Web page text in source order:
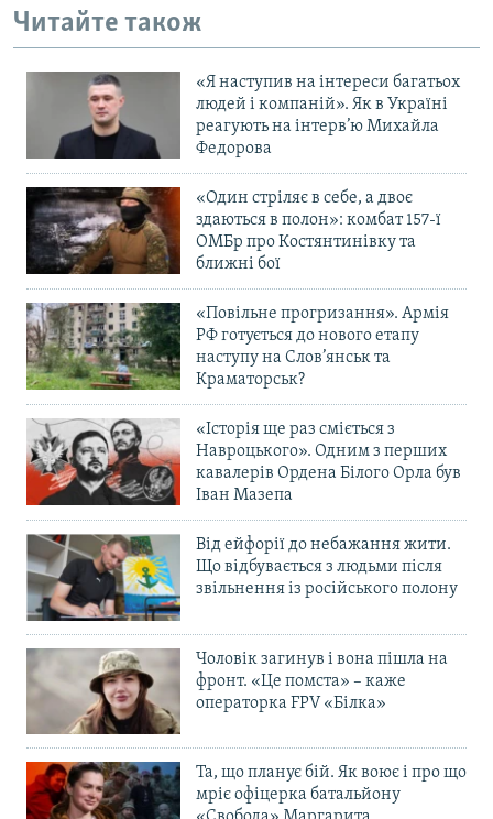
Читайте також
«Я наступив на інтереси багатьох
людей і компаній». Як в Україні
реагують на інтерв’ю Михайла
Федорова
«Один стріляє в себе, а двоє
здаються в полон»: комбат 157-ї
ОМБр про Костянтинівку та
ближні бої
«Повільне прогризання». Армія
РФ готується до нового етапу
наступу на Слов’янськ та
Краматорськ?
«Історія ще раз сміється з
Навроцького». Одним з перших
кавалерів Ордена Білого Орла був
Іван Мазепа
Від ейфорії до небажання жити.
Що відбувається з людьми після
звільнення із російського полону
Чоловік загинув і вона пішла на
фронт. «Це помста» – каже
операторка FPV «Білка»
Та, що планує бій. Як воює і про що
мріє офіцерка батальйону